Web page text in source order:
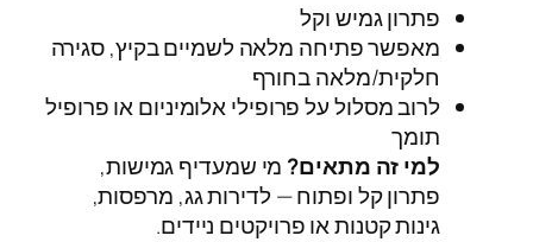
פתרון גמיש וקל
מאפשר פתיחה מלאה לשמיים בקיץ, סגירה
חלקית/מלאה בחורף
לרוב מסלול על פרופילי אלומיניום או פרופיל
תומך
למי זה מתאים? מי שמעדיף גמישות,
פתרון קל ופתוח — לדירות גג, מרפסות,
גינות קטנות או פרויקטים ניידים.